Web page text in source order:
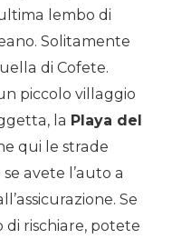
lembo di
Solitamente
di Cofete.
piccolo villaggio
la Playa del
qui le strade
avete l’auto a
Se
di rischiare, potete